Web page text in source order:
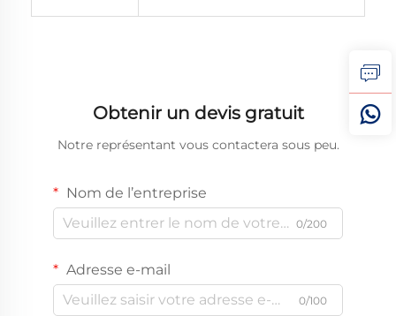
Obtenir un devis gratuit
Notre représentant vous contactera sous peu.
Nom de l’entreprise
0/200
Adresse e-mail
0/100